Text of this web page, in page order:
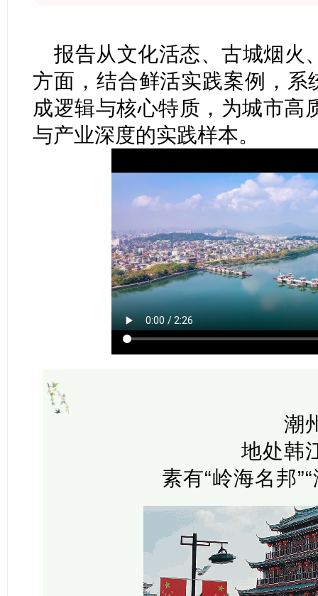
报告从文化活态、古城烟火
方面，结合鲜活实践案例，系
成逻辑与核心特质，为城市高
与产业深度的实践样本。
潮
地处韩
素有“岭海名邦